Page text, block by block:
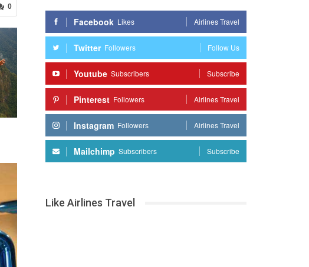
0
Facebook Likes Airlines Travel
Twitter Followers Follow Us
Youtube Subscribers Subscribe
Pinterest Followers Airlines Travel
Instagram Followers Airlines Travel
Mailchimp Subscribers Subscribe
Like Airlines Travel